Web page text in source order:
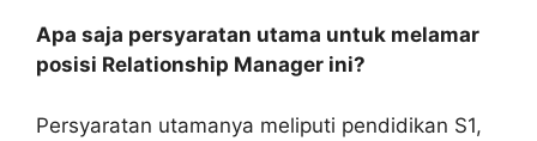
Apa saja persyaratan utama untuk melamar
posisi Relationship Manager ini?
Persyaratan utamanya meliputi pendidikan S1,